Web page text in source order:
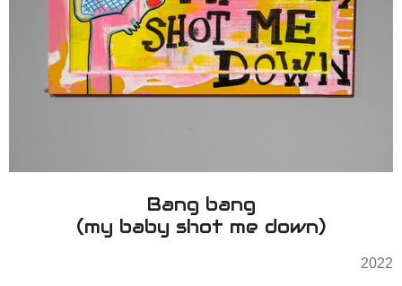
Bang bang
(my baby shot me down)
2022